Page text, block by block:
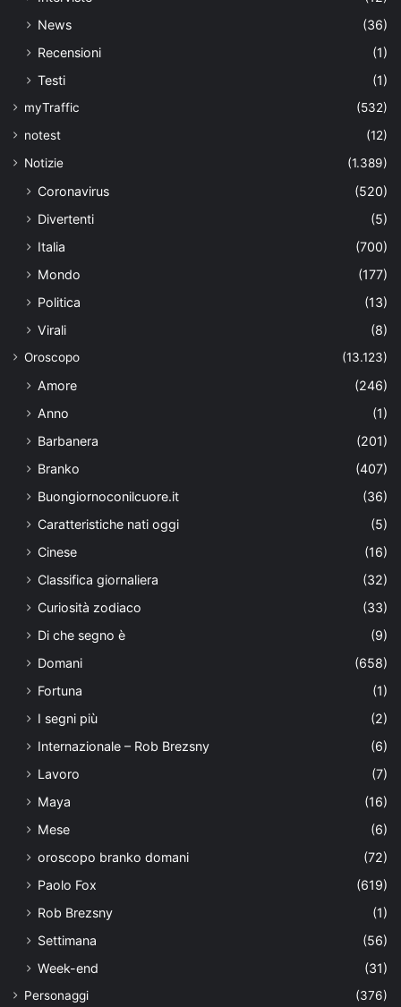
News
(36)
Recensioni
(1)
Testi
(1)
myTraffic
(532)
notest
(12)
Notizie
(1.389)
Coronavirus
(520)
Divertenti
(5)
Italia
(700)
Mondo
(177)
Politica
(13)
Virali
(8)
Oroscopo (13.123)
Amore
(246)
Anno
(1)
Barbanera
(201)
Branko
(407)
Buongiornoconilcuore.it
(36)
Caratteristiche nati oggi
(5)
Cinese
(16)
Classifica giornaliera
(32)
Curiosità zodiaco
(33)
Di che segno è
(9)
Domani
(658)
Fortuna
(1)
I segni più
(2)
Internazionale – Rob Brezsny
(6)
Lavoro
(7)
Maya
(16)
Mese
(6)
oroscopo branko domani
(72)
Paolo Fox
(619)
Rob Brezsny
(1)
Settimana
(56)
Week-end
(31)
Personaggi
(376)